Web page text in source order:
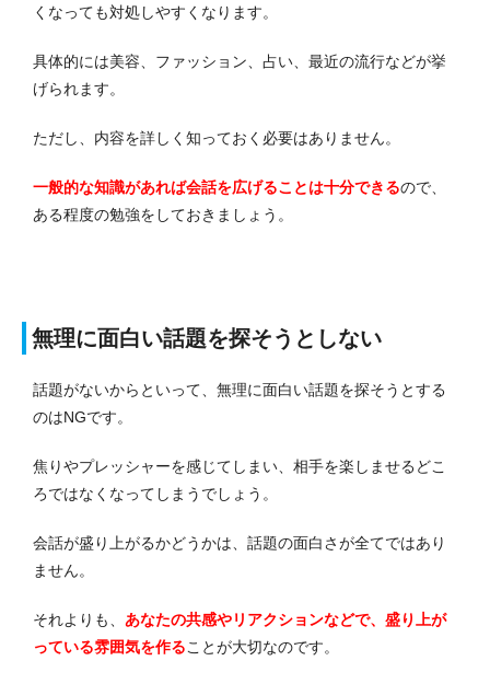
くなっても対処しやすくなります。
具体的には美容、ファッション、占い、最近の流行などが挙
げられます。
ただし、内容を詳しく知っておく必要はありません。
一般的な知識があれば会話を広げることは十分できるので、
ある程度の勉強をしておきましょう。
無理に面白い話題を探そうとしない
話題がないからといって、無理に面白い話題を探そうとする
のはNGです。
焦りやプレッシャーを感じてしまい、相手を楽しませるどこ
ろではなくなってしまうでしょう。
会話が盛り上がるかどうかは、話題の面白さが全てではあり
ません。
それよりも、 あなたの共感やリアクションなどで、盛り上が
っている雰囲気を作ることが大切なのです。